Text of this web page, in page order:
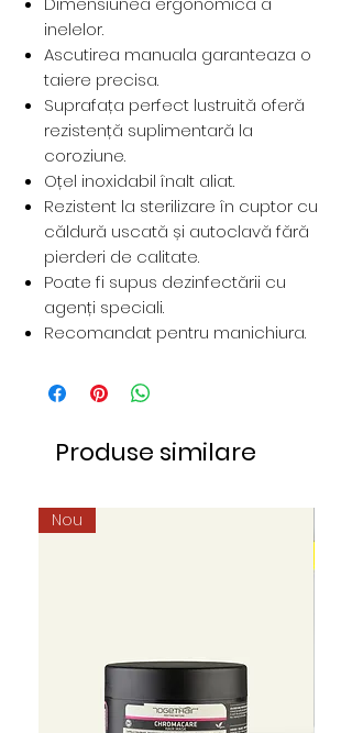
inelelor.
Ascutirea manuala garanteaza o
taiere precisa.
Suprafața perfect lustruită oferă
rezistență suplimentară la
coroziune.
Oțel inoxidabil înalt aliat.
Rezistent la sterilizare în cuptor cu
căldură uscată și autoclavă fără
pierderi de calitate.
Poate fi supus dezinfectării cu
agenți speciali.
Recomandat pentru manichiura.
Produse similare
Nou